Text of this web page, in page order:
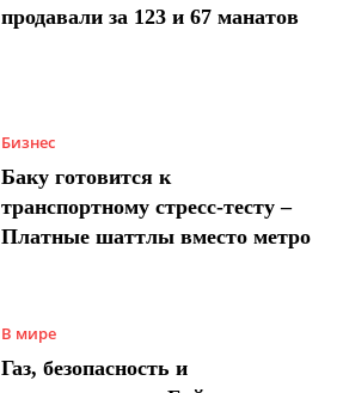
продавали за 123 и 67 манатов
Бизнес
Баку готовится к
транспортному стресс-тесту –
Платные шаттлы вместо метро
В мире
Газ, безопасность и